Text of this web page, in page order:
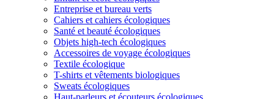
Entreprise et bureau verts
Cahiers et cahiers écologiques
Santé et beauté écologiques
Objets high-tech écologiques
Accessoires de voyage écologiques
Textile écologique
T-shirts et vêtements biologiques
Sweats écologiques
Haut-parleurs et écouteurs écologiques